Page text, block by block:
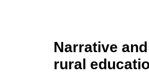
Narrative
rural